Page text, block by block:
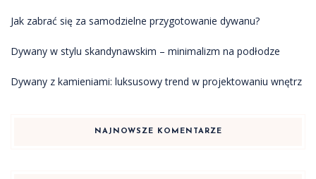
Jak zabrać się za samodzielne przygotowanie dywanu?
Dywany w stylu skandynawskim – minimalizm na podłodze
Dywany z kamieniami: luksusowy trend w projektowaniu wnętrz
NAJNOWSZE KOMENTARZE